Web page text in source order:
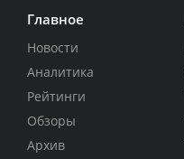
Главное
Новости
Аналитика
Рейтинги
Обзоры
Архив